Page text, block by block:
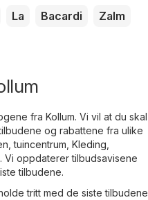
La Bacardi
Zalm
fra Kollum. Vi vil at du skal
og rabattene fra ulike
tuincentrum Kleding,
. Vi oppdaterer tilbudsavisene
tilbudene.
tritt med de siste tilbudene